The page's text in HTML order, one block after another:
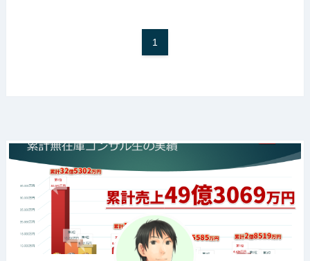
1